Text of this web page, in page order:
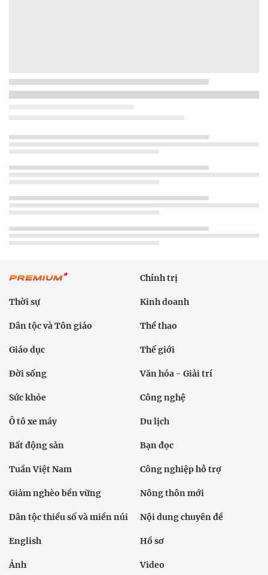
Chính trị
Thời sự Kinh doanh
Dân tộc và Tôn giáo Thể thao
Giáo dục Thế giới
Đời sống Văn hóa - Giải trí
Sức khỏe Công nghệ
Ô tô xe máy Du lịch
Bất động sản Bạn đọc
Tuần Việt Nam Công nghiệp hỗ trợ
Giảm nghèo bền vững Nông thôn mới
Dân tộc thiểu số và miền núi Nội dung chuyên đề
English Hồ sơ
Ảnh Video